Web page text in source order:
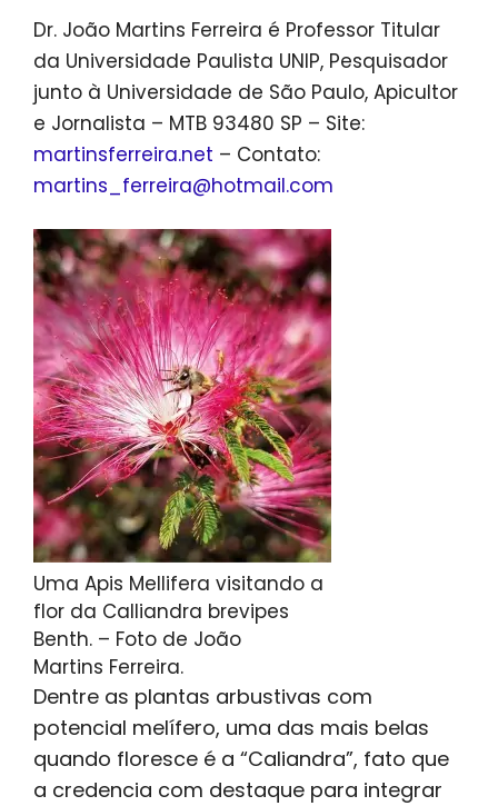
Dr. João Martins Ferreira é Professor Titular
da Universidade Paulista UNIP, Pesquisador
junto à Universidade de São Paulo, Apicultor
e Jornalista – MTB 93480 SP – Site:
martinsferreira.net – Contato:
martins_ferreira@hotmail.com
Uma Apis Mellifera visitando a
flor da Calliandra brevipes
Benth. – Foto de João
Martins Ferreira.
Dentre as plantas arbustivas com
potencial melífero, uma das mais belas
quando floresce é a “Caliandra”, fato que
a credencia com destaque para integrar